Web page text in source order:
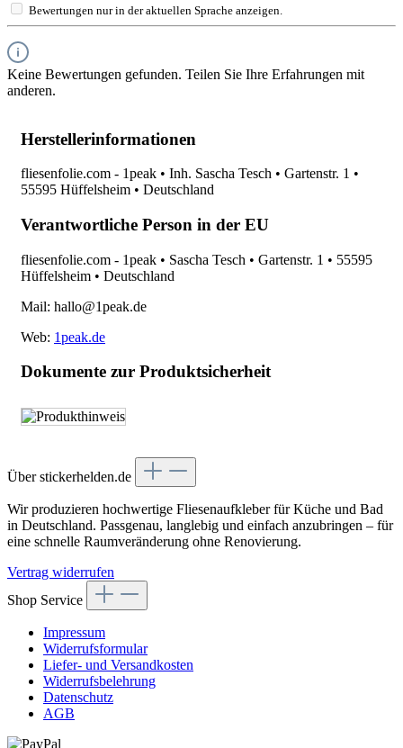
Bewertungen nur in der aktuellen Sprache anzeigen.
Keine Bewertungen gefunden. Teilen Sie Ihre Erfahrungen mit
anderen.
Herstellerinformationen
fliesenfolie.com - 1peak • Inh. Sascha Tesch • Gartenstr. 1 •
55595 Hüffelsheim • Deutschland
Verantwortliche Person in der EU
fliesenfolie.com - 1peak • Sascha Tesch • Gartenstr. 1 • 55595
Hüffelsheim • Deutschland
Mail: hallo@1peak.de
Web: 1peak.de
Dokumente zur Produktsicherheit
Über stickerhelden.de
Wir produzieren hochwertige Fliesenaufkleber für Küche und Bad
in Deutschland. Passgenau, langlebig und einfach anzubringen – für
eine schnelle Raumveränderung ohne Renovierung.
Vertrag widerrufen
Shop Service
Impressum
Widerrufsformular
Liefer- und Versandkosten
Widerrufsbelehrung
Datenschutz
AGB